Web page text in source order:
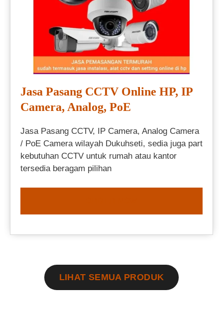
Jasa Pasang CCTV Online HP, IP
Camera, Analog, PoE
Jasa Pasang CCTV, IP Camera, Analog Camera
/ PoE Camera wilayah Dukuhseti, sedia juga part
kebutuhan CCTV untuk rumah atau kantor
tersedia beragam pilihan
LIHAT SEMUA PRODUK